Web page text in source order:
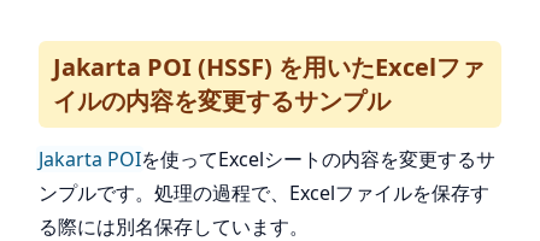
Jakarta POI (HSSF) を用いたExcelファ
イルの内容を変更するサンプル
Jakarta POIを使ってExcelシートの内容を変更するサ
ンプルです。処理の過程で、Excelファイルを保存す
る際には別名保存しています。